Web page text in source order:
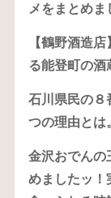
メをまとめま
【鶴野酒造
る能登町の酒
石川県民の８
つの理由とは
金沢おでんの
めましたッ！